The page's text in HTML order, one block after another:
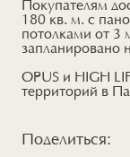
Покупателям
180 кв. м. с
потолками от 3
запланировано
OPUS и HIGH
территорий в
Поделиться: